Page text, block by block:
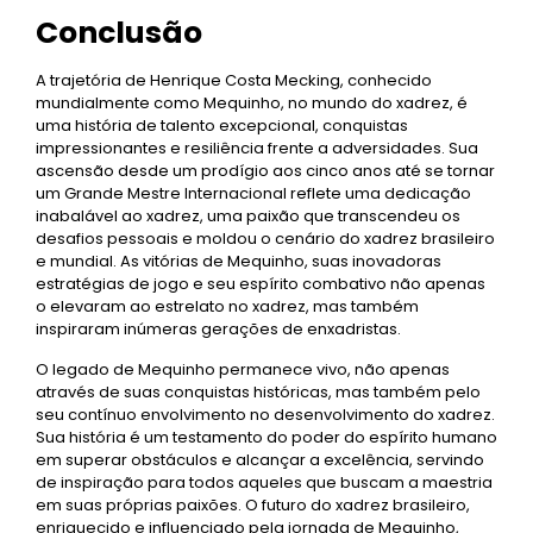
Conclusão
A trajetória de Henrique Costa Mecking, conhecido
mundialmente como Mequinho, no mundo do xadrez, é
uma história de talento excepcional, conquistas
impressionantes e resiliência frente a adversidades. Sua
ascensão desde um prodígio aos cinco anos até se tornar
um Grande Mestre Internacional reflete uma dedicação
inabalável ao xadrez, uma paixão que transcendeu os
desafios pessoais e moldou o cenário do xadrez brasileiro
e mundial. As vitórias de Mequinho, suas inovadoras
estratégias de jogo e seu espírito combativo não apenas
o elevaram ao estrelato no xadrez, mas também
inspiraram inúmeras gerações de enxadristas.
O legado de Mequinho permanece vivo, não apenas
através de suas conquistas históricas, mas também pelo
seu contínuo envolvimento no desenvolvimento do xadrez.
Sua história é um testamento do poder do espírito humano
em superar obstáculos e alcançar a excelência, servindo
de inspiração para todos aqueles que buscam a maestria
em suas próprias paixões. O futuro do xadrez brasileiro,
enriquecido e influenciado pela jornada de Mequinho,